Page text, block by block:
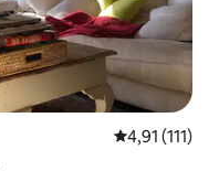
4,91 av 5 i
4,91 (111)